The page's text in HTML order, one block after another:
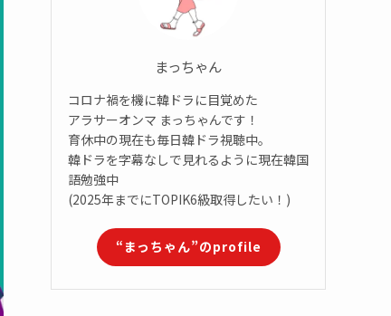
まっちゃん
コロナ禍を機に韓ドラに目覚めた
アラサーオンマ まっちゃんです！
育休中の現在も毎日韓ドラ視聴中。
韓ドラを字幕なしで見れるように現在韓国
語勉強中
(2025年までにTOPIK6級取得したい！)
“まっちゃん”のprofile